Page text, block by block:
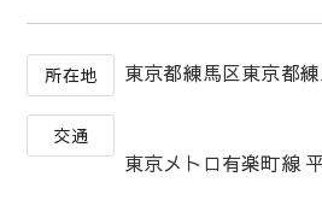
所在地 東京都練馬区東京都
交通
東京メトロ有楽町線